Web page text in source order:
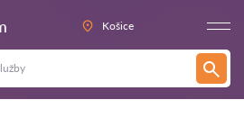
Košice